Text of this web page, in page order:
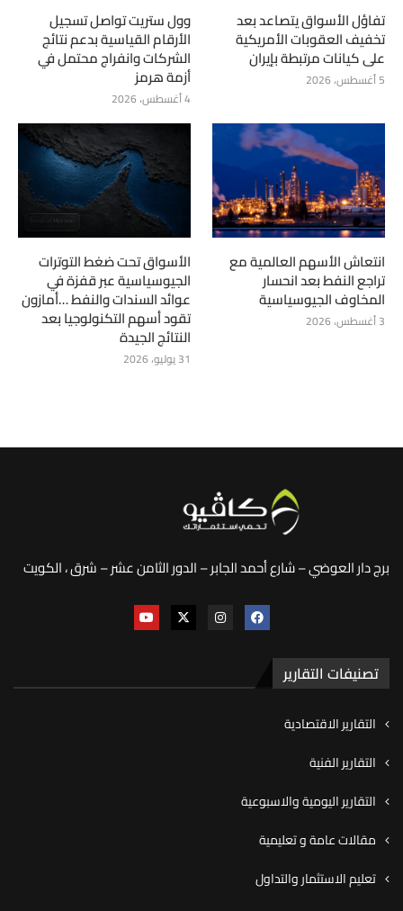
تفاؤل الأسواق يتصاعد بعد
تخفيف العقوبات الأمريكية
على كيانات مرتبطة بإيران
5 أغسطس، 2026
وول ستريت تواصل تسجيل
الأرقام القياسية بدعم نتائج
الشركات وانفراج محتمل في
أزمة هرمز
4 أغسطس، 2026
انتعاش الأسهم العالمية مع
تراجع النفط بعد انحسار
المخاوف الجيوسياسية
3 أغسطس، 2026
الأسواق تحت ضغط التوترات
الجيوسياسية عبر قفزة في
عوائد السندات والنفط …أمازون
تقود أسهم التكنولوجيا بعد
النتائج الجيدة
31 يوليو، 2026
برج دار العوضي – شارع أحمد الجابر – الدور الثامن عشر – شرق ، الكويت
تصنيفات التقارير
التقارير الاقتصادية
التقارير الفنية
التقارير اليومية والاسبوعية
مقالات عامة و تعليمية
تعليم الاستثمار والتداول